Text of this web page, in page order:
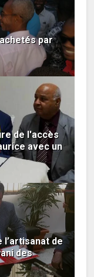
par
de l'accès
avec un
de
des